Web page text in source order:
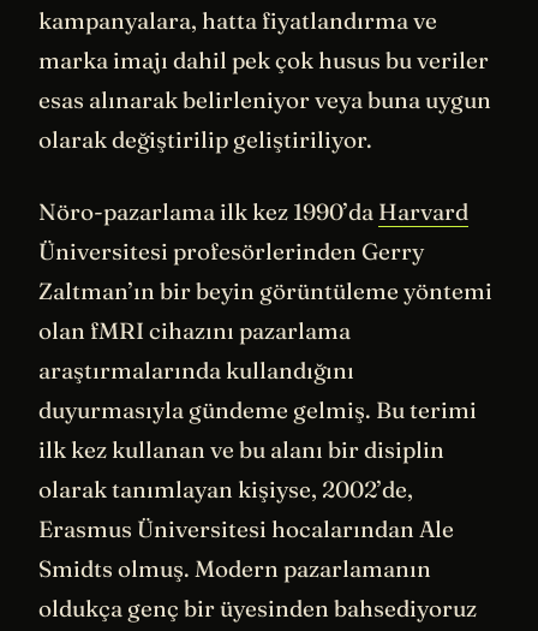
kampanyalara, hatta fiyatlandırma ve
marka imajı dahil pek çok husus bu veriler
esas alınarak belirleniyor veya buna uygun
olarak değiştirilip geliştiriliyor.
Nöro-pazarlama ilk kez 1990’da Harvard
Üniversitesi profesörlerinden Gerry
Zaltman’ın bir beyin görüntüleme yöntemi
olan fMRI cihazını pazarlama
araştırmalarında kullandığını
duyurmasıyla gündeme gelmiş. Bu terimi
ilk kez kullanan ve bu alanı bir disiplin
olarak tanımlayan kişiyse, 2002’de,
Erasmus Üniversitesi hocalarından Ale
Smidts olmuş. Modern pazarlamanın
oldukça genç bir üyesinden bahsediyoruz